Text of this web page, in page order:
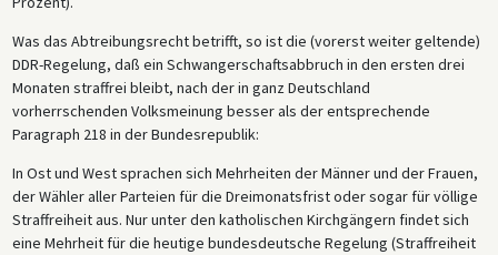
Was das Abtreibungsrecht betrifft, so ist die (vorerst weiter geltende)
DDR-Regelung, daß ein Schwangerschaftsabbruch in den ersten drei
Monaten straffrei bleibt, nach der in ganz Deutschland
vorherrschenden Volksmeinung besser als der entsprechende
Paragraph 218 in der Bundesrepublik:
In Ost und West sprachen sich Mehrheiten der Männer und der Frauen,
der Wähler aller Parteien für die Dreimonatsfrist oder sogar für völlige
Straffreiheit aus. Nur unter den katholischen Kirchgängern findet sich
eine Mehrheit für die heutige bundesdeutsche Regelung (Straffreiheit